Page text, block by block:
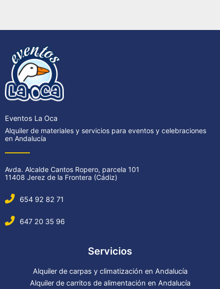
Eventos La Oca
Alquiler de materiales y servicios para eventos y celebraciones
en Andalucía
Avda. Alcalde Cantos Ropero, parcela 101
11408 Jerez de la Frontera (Cádiz)
654 92 82 71
647 20 35 96
Servicios
Alquiler de carpas y climatización en Andalucía
Alquiler de carritos de alimentación en Andalucía